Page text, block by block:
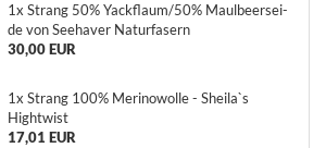
1x Strang 50% Yack­flaum/50% Maul­beer­sei­
de von See­ha­ver Na­tur­fa­sern
30,00 EUR
1x Strang 100% Me­ri­no­wol­le - Shei­la`s
Hightwist
17,01 EUR